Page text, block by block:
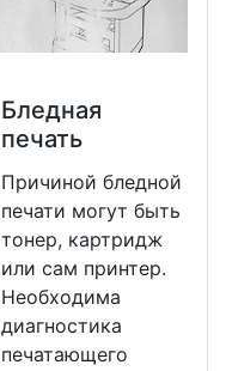
Бледная
печать
Причиной бледной
печати могут быть
тонер, картридж
или сам принтер.
Необходима
диагностика
печатающего